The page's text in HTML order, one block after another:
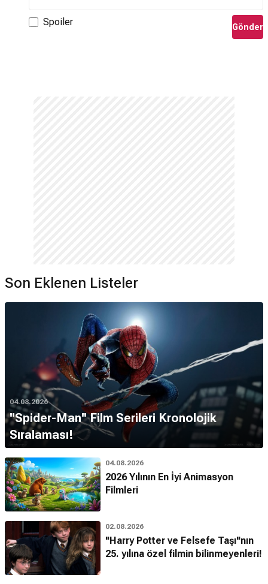
Spoiler Gönder
Son Eklenen Listeler
04.08.2026
''Spider-Man'' Film Serileri Kronolojik
Sıralaması!
04.08.2026
2026 Yılının En İyi Animasyon
Filmleri
02.08.2026
"Harry Potter ve Felsefe Taşı"nın
25. yılına özel filmin bilinmeyenleri!